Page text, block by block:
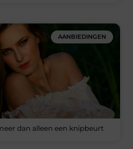
AANBIEDINGEN
dan alleen een knipbeurt